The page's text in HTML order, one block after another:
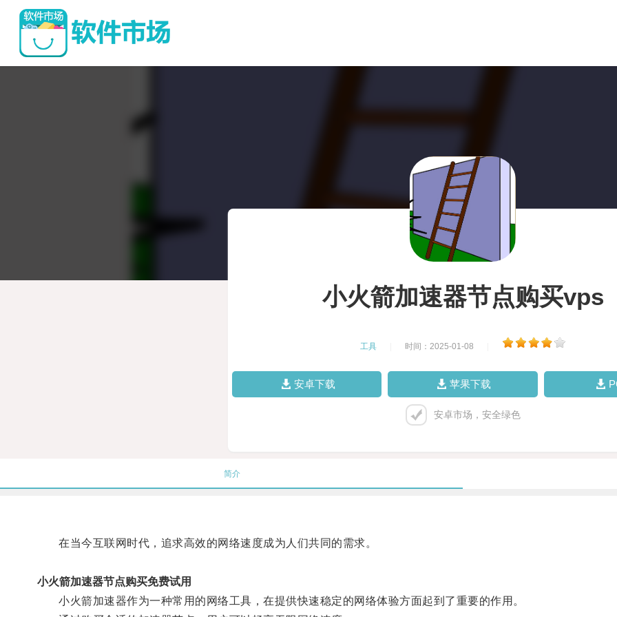
小火箭加速器节点购买vps
工具 时间：2025-01-08
安卓下载 苹果下载
安卓市场，安全绿色
简介
在当今互联网时代，追求高效的网络速度成为人们共同的需求。
小火箭加速器节点购买免费试用
小火箭加速器作为一种常用的网络工具，在提供快速稳定的网络体验方面起到了重要的作用。